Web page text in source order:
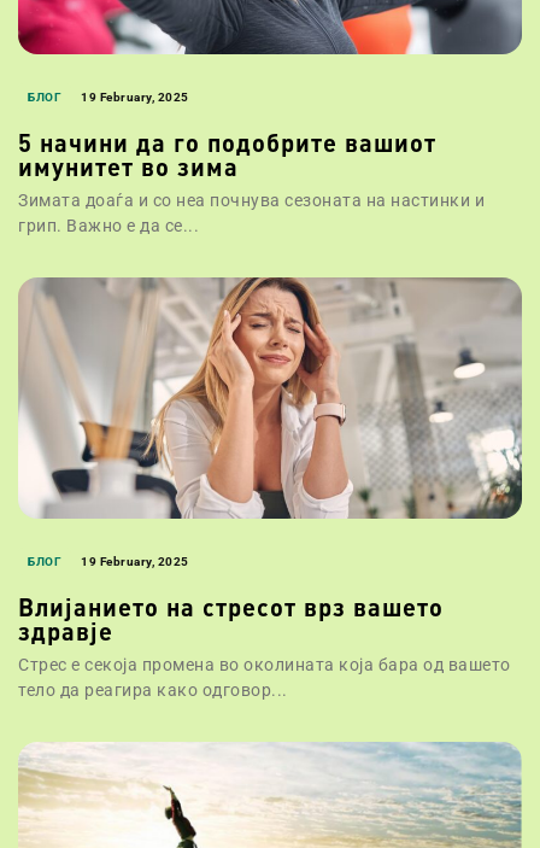
БЛОГ 19 February, 2025
5 начини да го подобрите вашиот
имунитет во зима
Зимата доаѓа и со неа почнува сезоната на настинки и
грип. Важно е да се...
БЛОГ 19 February, 2025
Влијанието на стресот врз вашето
здравје
Стрес е секоја промена во околината која бара од вашето
тело да реагира како одговор...